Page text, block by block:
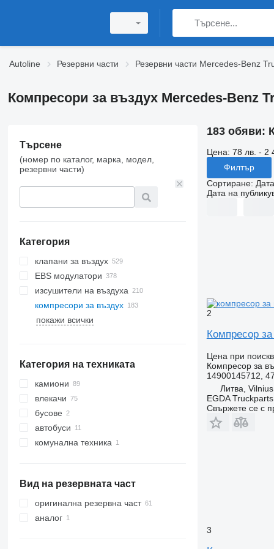
Autoline Резервни части Резервни части Mercedes-Benz
Компресори за въздух Mercedes-Benz
Търсене
(номер по каталог, марка, модел,
резервни части)
Категория
клапани за въздух
EBS модулатори
изсушители на въздуха
компресори за въздух
покажи всички
Категория на техниката
камиони
влекачи
бусове
автобуси
комунална техника
Вид на резервната част
оригинална резервна част
аналог
183 обяви:
Цена: 78 лв. - 2
Филтър
Сортиране:
Дата на
2
Компресор
Цена при
Компресор за
14900145712,
Литва, Vilnius
EGDA Truckparts
Свържете се с
3